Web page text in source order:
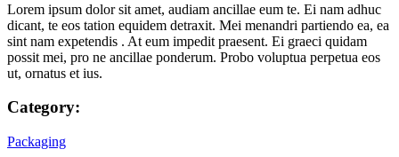
Lorem ipsum dolor sit amet, audiam ancillae eum te. Ei nam adhuc
dicant, te eos tation equidem detraxit. Mei menandri partiendo ea, ea
sint nam expetendis . At eum impedit praesent. Ei graeci quidam
possit mei, pro ne ancillae ponderum. Probo voluptua perpetua eos
ut, ornatus et ius.
Category:
Packaging